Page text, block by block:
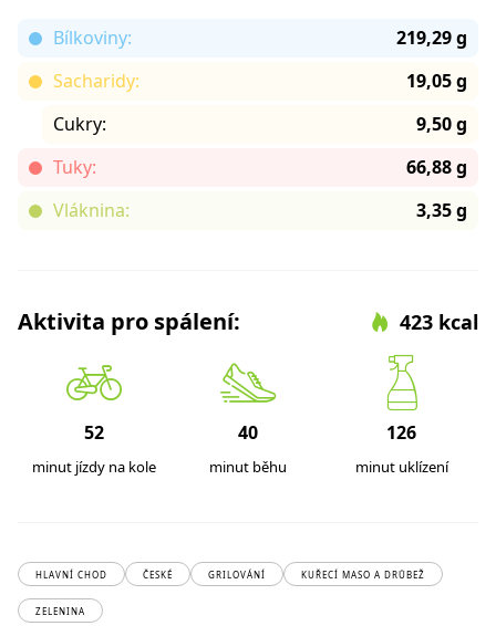
Bílkoviny:
219,29 g
Sacharidy:
19,05 g
Cukry:
9,50 g
Tuky:
66,88 g
Vláknina:
3,35 g
Aktivita pro spálení: 423 kcal
52
minut jízdy na kole
40
minut běhu
126
minut uklízení
HLAVNÍ CHOD ČESKÉ GRILOVÁNÍ KUŘECÍ MASO A DRŮBEŽ
ZELENINA